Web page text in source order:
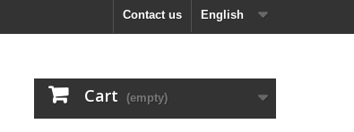
English
Contact us
Cart (empty)